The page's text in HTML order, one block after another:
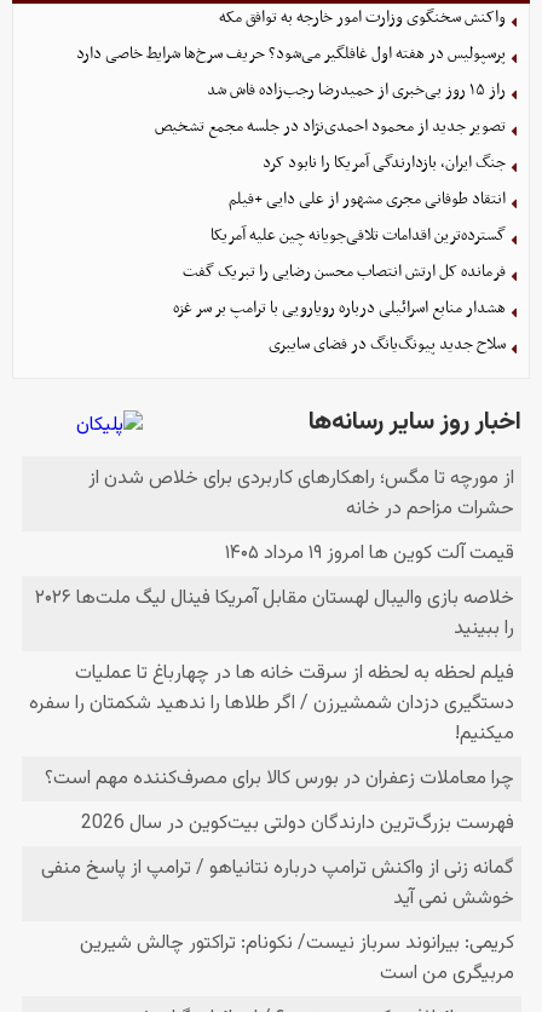
واکنش سخنگوی وزارت امور خارجه به توافق مکه
پرسپولیس در هفته اول غافلگیر می‌شود؟ حریف سرخ‌ها شرایط خاصی دارد
راز ۱۵ روز بی‌خبری از حمیدرضا رجب‌زاده فاش شد
تصویر جدید از محمود احمدی‌نژاد در جلسه مجمع تشخیص
جنگ ایران، بازدارندگی آمریکا را نابود کرد
انتقاد طوفانی مجری مشهور از علی دایی +فیلم
گسترده‌ترین اقدامات تلافی‌جویانه چین علیه آمریکا
فرمانده کل ارتش انتصاب محسن رضایی را تبریک گفت
هشدار منابع اسرائیلی درباره رویارویی با ترامپ بر سر غزه
سلاح جدید پیونگ‌یانگ در فضای سایبری